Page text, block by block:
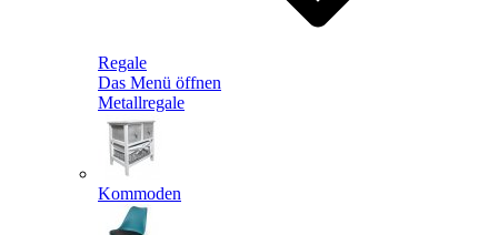
Regale
Das Menü öffnen
Metallregale
Kommoden